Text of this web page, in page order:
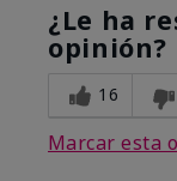
¿Le ha
opinión?
16
Marcar esta